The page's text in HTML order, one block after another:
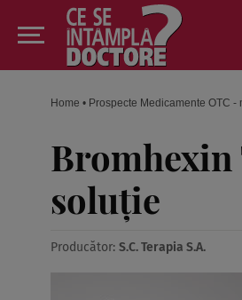
Home • Prospecte Medicamente OTC
soluţie
Producător: S.C. Terapia S.A.